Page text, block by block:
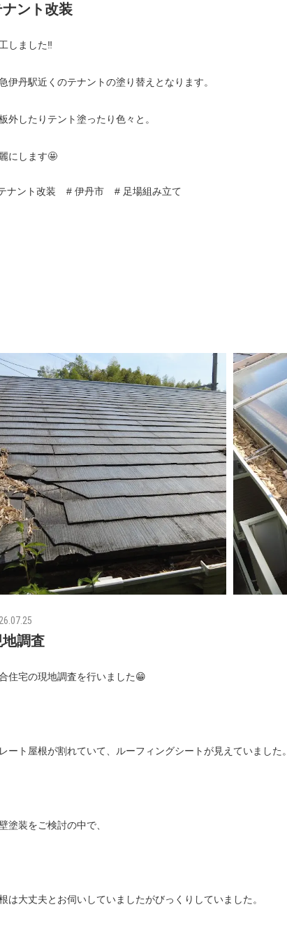
ナント改装
しました‼️
伊丹駅近くのテナントの塗り替えとなります。
外したりテント塗ったり色々と。
にします🤩
ナント改装 # 伊丹市 # 足場組み立て
地調査
住宅の現地調査を行いました😁
ート屋根が割れていて、ルーフィングシートが見えていました。
塗装をご検討の中で、
は大丈夫とお伺いしていましたがびっくりしていました。